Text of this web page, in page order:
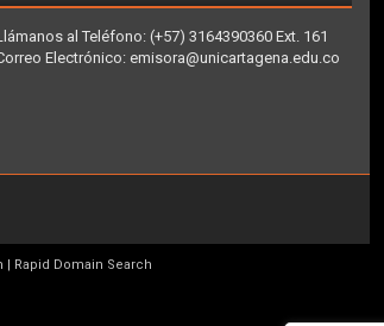
al Teléfono: (+57) 3164390360 Ext. 161
Electrónico: emisora@unicartagena.edu.co
| Rapid Domain Search